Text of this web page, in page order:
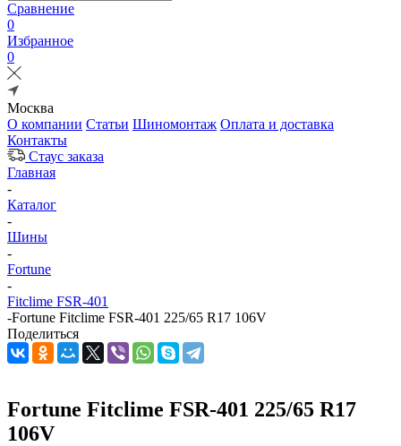
Сравнение
0
Избранное
0
Москва
О компании Статьи Шиномонтаж Оплата и доставка
Контакты
Стаус заказа
Главная
-
Каталог
-
Шины
-
Fortune
-
Fitclime FSR-401
-Fortune Fitclime FSR-401 225/65 R17 106V
Поделиться
Fortune Fitclime FSR-401 225/65 R17
106V